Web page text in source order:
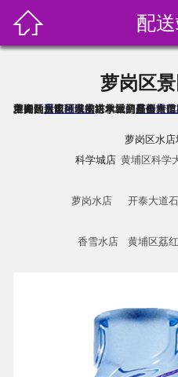
 配
萝岗区
萝岗区景田桶装水送水站是广州景
配送公司设立的派发中心，主要负责该区域的订单、商品价格信息展示、以及完成用户的订水送水业务。水店位于：科学城、开泰大道、香雪等，有3个店铺可以配送附近用户的日常用水需求，我们是全市范围连锁的送水公司，若公司用户地址搬迁后也可以安排就近的景田专卖店继续送水，订水只需与网站人员咨询购买即可安排送水上门服务。
萝岗区水店
科学城店黄埔区科学
萝岗水店 开泰
香雪水店 黄埔区